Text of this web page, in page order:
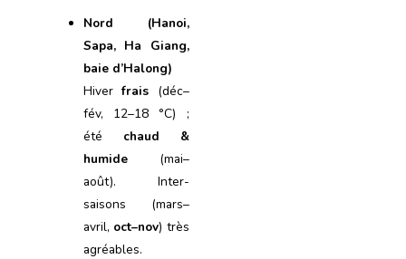
Nord (Hanoi,
Sapa, Ha Giang,
baie d’Halong)
Hiverfrais (déc–
fév, 12–18 °C) ;
été chaud &
humide(mai–
août). Inter-
saisons (mars–
avril, oct–nov) très
agréables.